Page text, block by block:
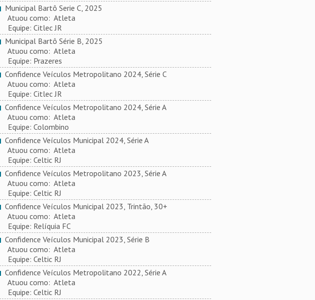
Municipal Bartô Serie C, 2025
Atuou como: Atleta
Equipe: Citlec JR
Municipal Bartô Série B, 2025
Atuou como: Atleta
Equipe: Prazeres
Confidence Veículos Metropolitano 2024, Série C
Atuou como: Atleta
Equipe: Citlec JR
Confidence Veículos Metropolitano 2024, Série A
Atuou como: Atleta
Equipe: Colombino
Confidence Veículos Municipal 2024, Série A
Atuou como: Atleta
Equipe: Celtic RJ
Confidence Veículos Metropolitano 2023, Série A
Atuou como: Atleta
Equipe: Celtic RJ
Confidence Veículos Municipal 2023, Trintão, 30+
Atuou como: Atleta
Equipe: Relíquia FC
Confidence Veículos Municipal 2023, Série B
Atuou como: Atleta
Equipe: Celtic RJ
Confidence Veículos Metropolitano 2022, Série A
Atuou como: Atleta
Equipe: Celtic RJ